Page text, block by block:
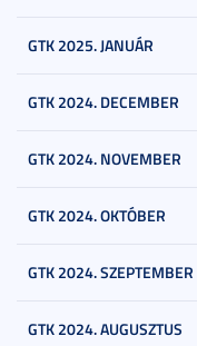
GTK 2025. JANUÁR
GTK 2024. DECEMBER
GTK 2024. NOVEMBER
GTK 2024. OKTÓBER
GTK 2024. SZEPTEMBER
GTK 2024. AUGUSZTUS